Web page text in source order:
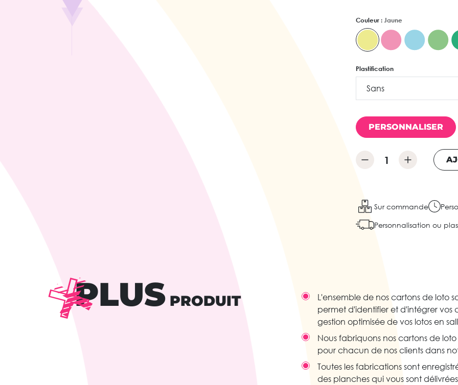
Couleur : Jaune
Plastification
PERSONNALISER
Sur commande
Personnalisation ou
PLUS PRODUIT
L'ensemble de nos cartons de loto
permet d'identifier et d'intégrer vos
gestion optimisée de vos lotos en
Nous fabriquons nos cartons de
pour chacun de nos clients dans
Toutes les fabrications sont
des planches qui vous sont